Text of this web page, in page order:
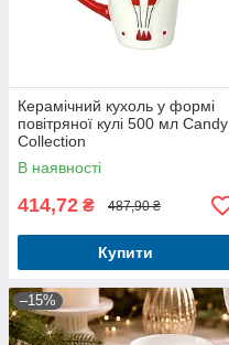
Керамічний кухоль у формі
повітряної кулі 500 мл Candy
Collection
В наявності
414,72 ₴ 487,90 ₴
Купити
–15%